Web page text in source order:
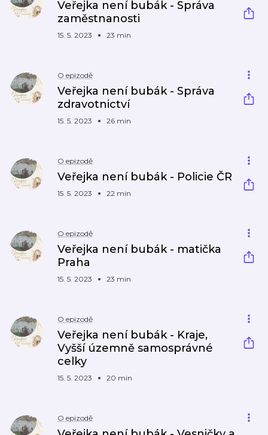
Veřejka není bubák - Správa
zaměstnanosti
15. 5. 2023 23 min
O epizodě
Veřejka není bubák - Správa
zdravotnictví
15. 5. 2023 26 min
O epizodě
Veřejka není bubák - Policie ČR
15. 5. 2023 22 min
O epizodě
Veřejka není bubák - matička
Praha
15. 5. 2023 23 min
O epizodě
Veřejka není bubák - Kraje,
Vyšší územně samosprávné
celky
15. 5. 2023 20 min
O epizodě